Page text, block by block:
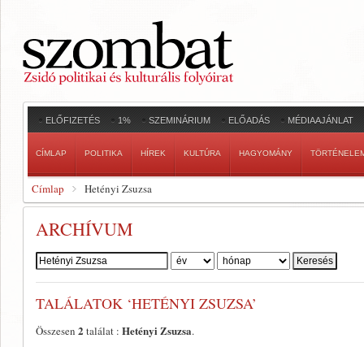
ELŐFIZETÉS 1% SZEMINÁRIUM ELŐADÁS MÉDIAAJÁNLAT
CÍMLAP POLITIKA HÍREK KULTÚRA HAGYOMÁNY
Címlap Hetényi Zsuzsa
ARCHÍVUM
Szerző:
TALÁLATOK ‘HETÉNYI ZSUZSA’
Összesen 2 találat : Hetényi Zsuzsa.